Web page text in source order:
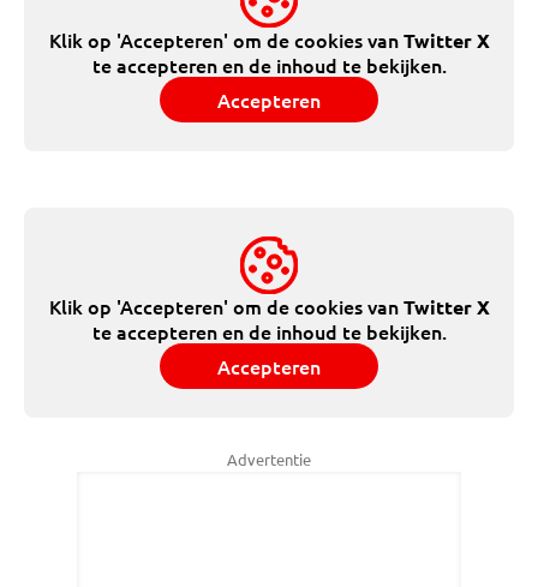
Klik op 'Accepteren' om de cookies vanTwitter X
te accepteren en de inhoud te bekijken.
Accepteren
Klik op 'Accepteren' om de cookies vanTwitter X
te accepteren en de inhoud te bekijken.
Accepteren
Advertentie